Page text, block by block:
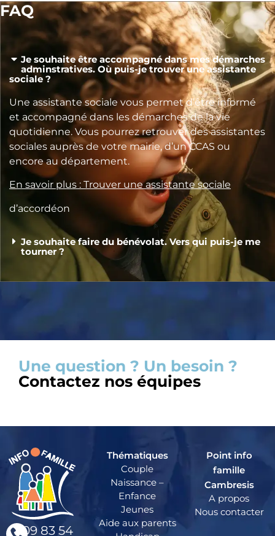
FAQ
Je souhaite être accompagné dans mes démarches
adminstratives. Où puis-je trouver une assistante
sociale ?
Une assistante sociale vous permet d’être informé
et accompagné dans les démarches de la vie
quotidienne. Vous pourrez retrouver des assistantes
sociales auprès de votre mairie, d’un CCAS ou
encore au département.
En savoir plus : Trouver une assistante sociale
d’accordéon
Je souhaite faire du bénévolat. Vers qui puis-je me
tourner ?
Une question ? Un besoin ?
Contactez nos équipes
09 83 54
Thématiques
Couple
Naissance –
Enfance
Jeunes
Aide aux parents
Point info
famille
Cambresis
A propos
Nous contacter